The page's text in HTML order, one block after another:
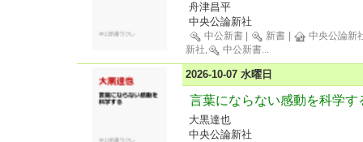
舟津昌平
中央公論新社
中公新書 新書
中央公論新
新社,
中公新書...
2026-10-07 水曜日
言葉にならない感動を科学す
大黒達也
中央公論新社